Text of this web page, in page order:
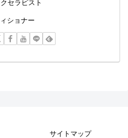
セラピスト
ショナー
サイトマップ